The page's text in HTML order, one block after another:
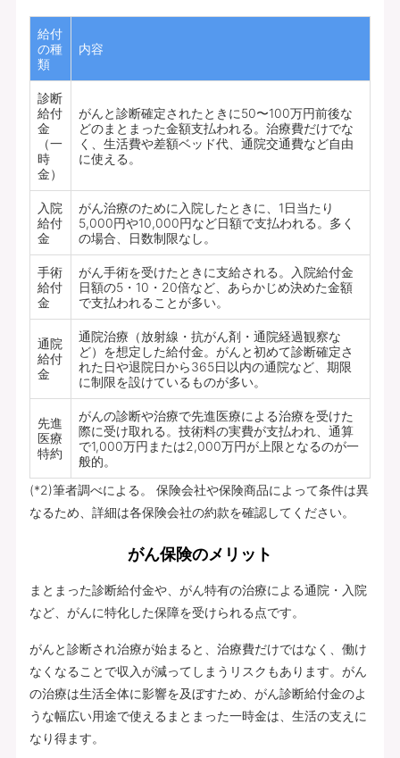
給付
の種
類
内容
診断
給付
金
（一
時
金）
がんと診断確定されたときに50〜100万円前後な
どのまとまった金額支払われる。治療費だけでな
く、生活費や差額ベッド代、通院交通費など自由
に使える。
入院
給付
金
がん治療のために入院したときに、1日当たり
5,000円や10,000円など日額で支払われる。多く
の場合、日数制限なし。
手術
給付
金
がん手術を受けたときに支給される。入院給付金
日額の5・10・20倍など、あらかじめ決めた金額
で支払われることが多い。
通院
給付
金
通院治療（放射線・抗がん剤・通院経過観察な
ど）を想定した給付金。がんと初めて診断確定さ
れた日や退院日から365日以内の通院など、期限
に制限を設けているものが多い。
先進
医療
特約
がんの診断や治療で先進医療による治療を受けた
際に受け取れる。技術料の実費が支払われ、通算
で1,000万円または2,000万円が上限となるのが一
般的。
(*2)筆者調べによる。 保険会社や保険商品によって条件は異
なるため、詳細は各保険会社の約款を確認してください。
がん保険のメリット
まとまった診断給付金や、がん特有の治療による通院・入院
など、がんに特化した保障を受けられる点です。
がんと診断され治療が始まると、治療費だけではなく、働け
なくなることで収入が減ってしまうリスクもあります。がん
の治療は生活全体に影響を及ぼすため、がん診断給付金のよ
うな幅広い用途で使えるまとまった一時金は、生活の支えに
なり得ます。